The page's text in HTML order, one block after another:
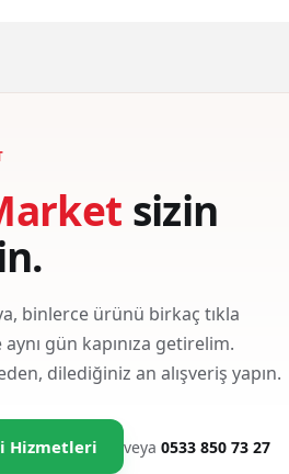
sizin
binlerce ürünü birkaç tıkla
gün kapınıza getirelim.
dilediğiniz an alışveriş yapın.
Hizmetleri veya 0533 850 73 27